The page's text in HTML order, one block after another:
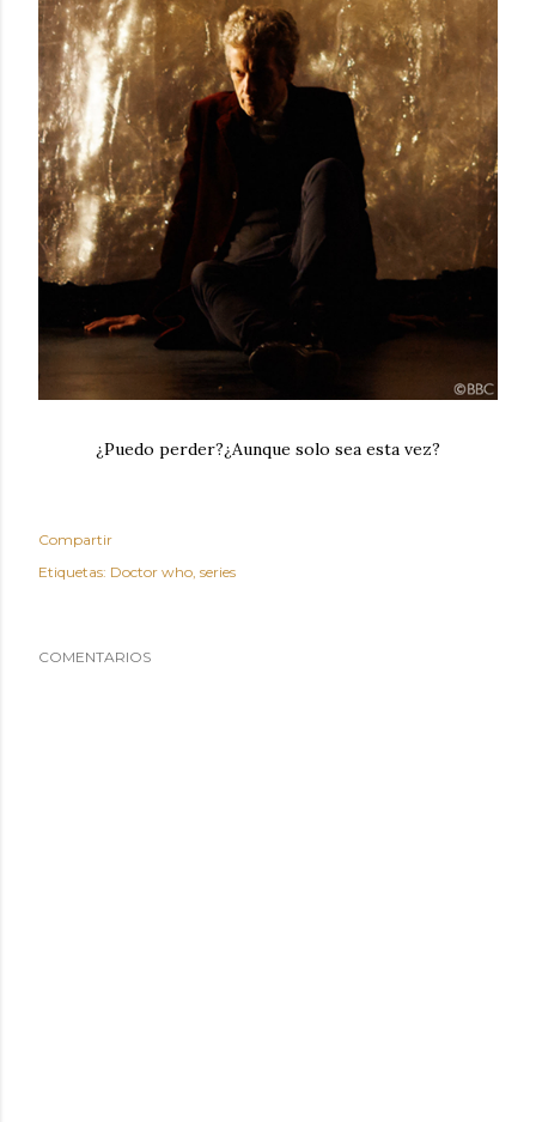
¿Puedo perder?¿Aunque solo sea esta vez?
Compartir
Etiquetas: Doctor who series
COMENTARIOS